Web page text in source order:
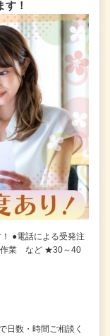
！
●電話による受発注
作業 など ★30～40
数・時間ご相談く